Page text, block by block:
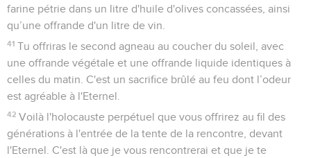
farine pétrie dans un litre d'huile d'olives concassées, ainsi
qu’une offrande d'un litre de vin.
41 Tu offriras le second agneau au coucher du soleil, avec
une offrande végétale et une offrande liquide identiques à
celles du matin. C'est un sacrifice brûlé au feu dont l’odeur
est agréable à l'Eternel.
42 Voilà l'holocauste perpétuel que vous offrirez au fil des
générations à l'entrée de la tente de la rencontre, devant
l'Eternel. C'est là que je vous rencontrerai et que je te